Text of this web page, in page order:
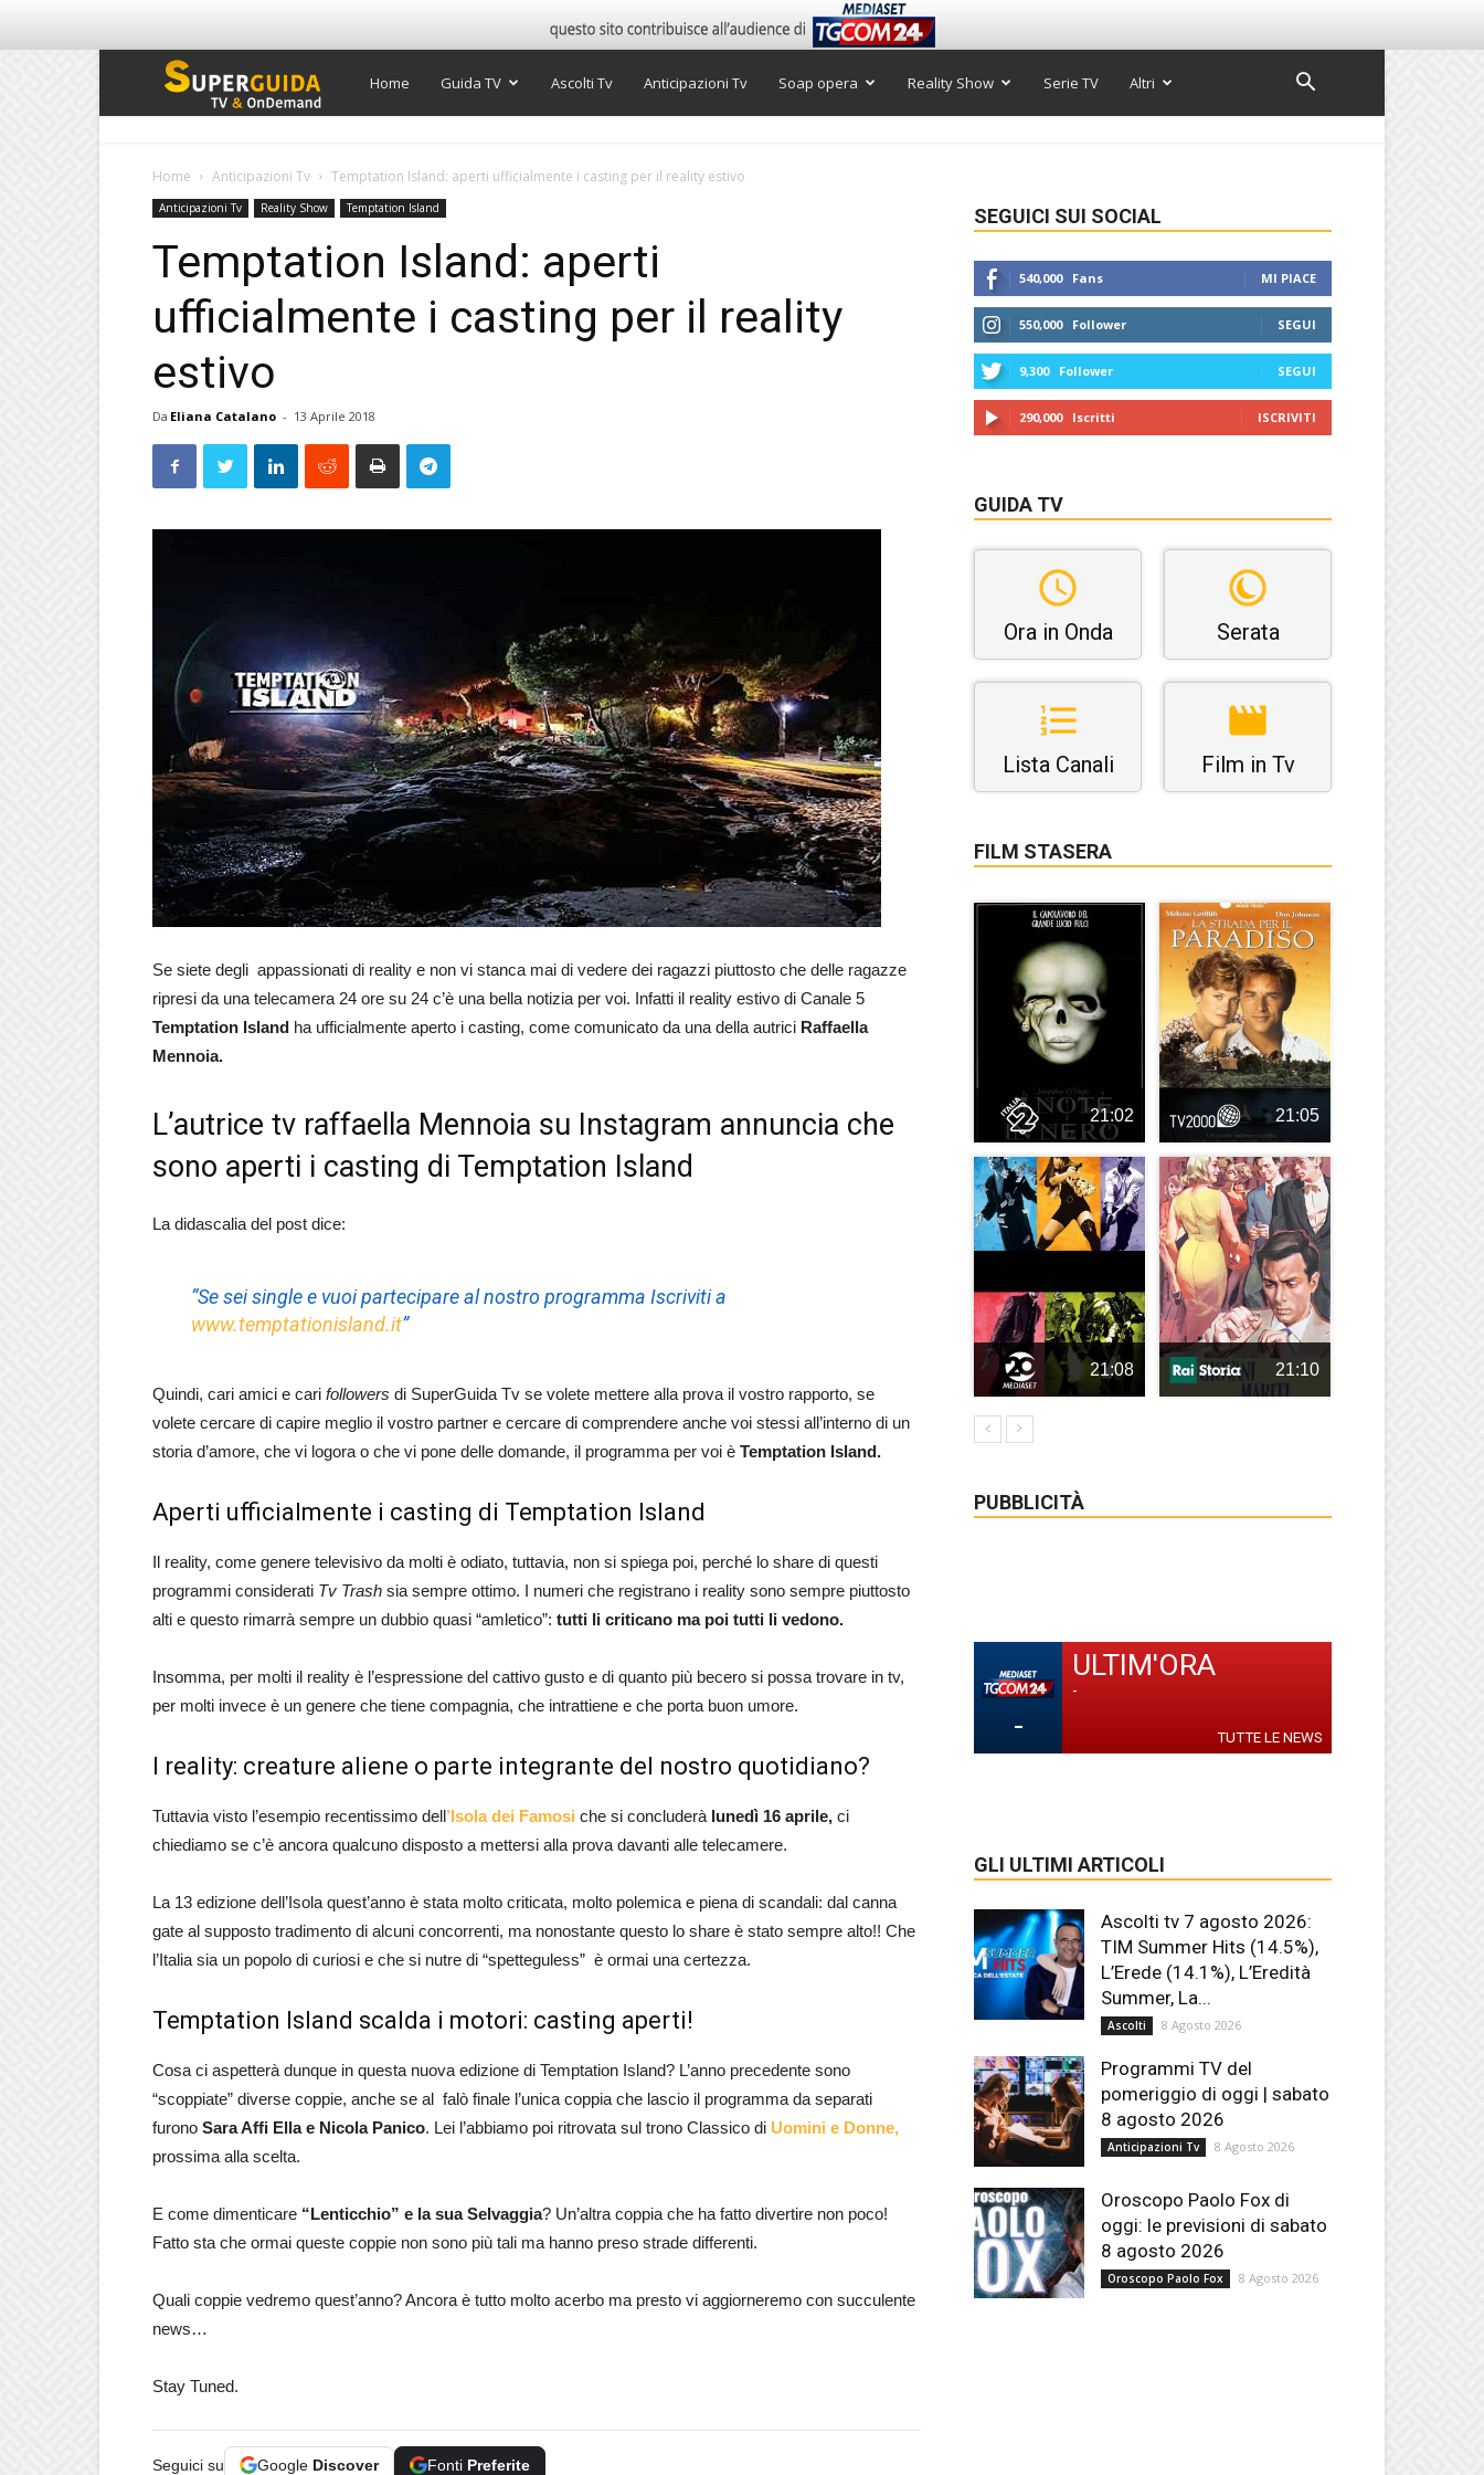
Super
TV
Home Guida TV Ascolti Tv Anticipazioni Tv Soap opera Reality Show Serie TV Altri
Home Anticipazioni Tv Temptation Island: aperti ufficialmente i casting per il reality estivo
Anticipazioni Tv Reality Show Temptation Island
Temptation Island: aperti
ufficialmente i casting per il reality
estivo
Da Eliana Catalano - 13 Aprile 2018
Se siete degli appassionati di reality e non vi stanca mai di vedere dei ragazzi piuttosto che delle ragazze
ripresi da una telecamera 24 ore su 24 c’è una bella notizia per voi. Infatti il reality estivo di Canale 5
Temptation Island ha ufficialmente aperto i casting, come comunicato da una della autrici Raffaella
Mennoia.
L’autrice tv raffaella Mennoia su Instagram annuncia che
sono aperti i casting di Temptation Island
La didascalia del post dice:
“Se sei single e vuoi partecipare al nostro programma Iscriviti a
www.temptationisland.it”
Quindi, cari amici e cari followers di SuperGuida Tv se volete mettere alla prova il vostro rapporto, se
volete cercare di capire meglio il vostro partner e cercare di comprendere anche voi stessi all’interno di un
storia d’amore, che vi logora o che vi pone delle domande, il programma per voi è Temptation Island.
Aperti ufficialmente i casting di Temptation Island
Il reality, come genere televisivo da molti è odiato, tuttavia, non si spiega poi, perché lo share di questi
programmi considerati Tv Trash sia sempre ottimo. I numeri che registrano i reality sono sempre piuttosto
alti e questo rimarrà sempre un dubbio quasi “amletico”: tutti li criticano ma poi tutti li vedono.
Insomma, per molti il reality è l’espressione del cattivo gusto e di quanto più becero si possa trovare in tv,
per molti invece è un genere che tiene compagnia, che intrattiene e che porta buon umore.
I reality: creature aliene o parte integrante del nostro quotidiano?
Tuttavia visto l’esempio recentissimo dell’Isola dei Famosi che si concluderà lunedì 16 aprile, ci
chiediamo se c’è ancora qualcuno disposto a mettersi alla prova davanti alle telecamere.
La 13 edizione dell’Isola quest’anno è stata molto criticata, molto polemica e piena di scandali: dal canna
gate al supposto tradimento di alcuni concorrenti, ma nonostante questo lo share è stato sempre alto!! Che
l’Italia sia un popolo di curiosi e che si nutre di “spetteguless” è ormai una certezza.
Temptation Island scalda i motori: casting aperti!
Cosa ci aspetterà dunque in questa nuova edizione di Temptation Island? L’anno precedente sono
“scoppiate” diverse coppie, anche se al falò finale l’unica coppia che lascio il programma da separati
furono Sara Affi Ella e Nicola Panico. Lei l’abbiamo poi ritrovata sul trono Classico di Uomini e Donne,
prossima alla scelta.
E come dimenticare “Lenticchio” e la sua Selvaggia? Un’altra coppia che ha fatto divertire non poco!
Fatto sta che ormai queste coppie non sono più tali ma hanno preso strade differenti.
Quali coppie vedremo quest’anno? Ancora è tutto molto acerbo ma presto vi aggiorneremo con succulente
news…
Stay Tuned.
Seguici su Google Discover Fonti Preferite
SEGUICI SUI SOCIAL
540,000 Fans MI PIACE
550,000 Follower SEGUI
9,300 Follower SEGUI
290,000 Iscritti ISCRIVITI
GUIDA TV
Ora in Onda Serata
Lista Canali Film in Tv
FILM STASERA
21:02 21:05
21:08 21:10
PUBBLICITÀ
-
ULTIM'ORA
-
TUTTE LE NEWS
GLI ULTIMI ARTICOLI
Ascolti tv 7 agosto 2026:
TIM Summer Hits (14.5%),
L’Erede (14.1%), L’Eredità
Summer, La...
Ascolti 8 Agosto 2026
Programmi TV del
pomeriggio di oggi | sabato
8 agosto 2026
Anticipazioni Tv 8 Agosto 2026
Oroscopo Paolo Fox di
oggi: le previsioni di sabato
8 agosto 2026
Oroscopo Paolo Fox 8 Agosto 2026